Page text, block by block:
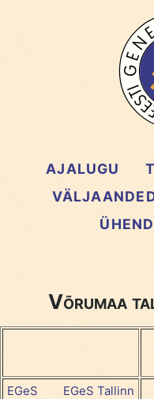
AJALUGU
Võrumaa
EGeS EGeS Tallinn